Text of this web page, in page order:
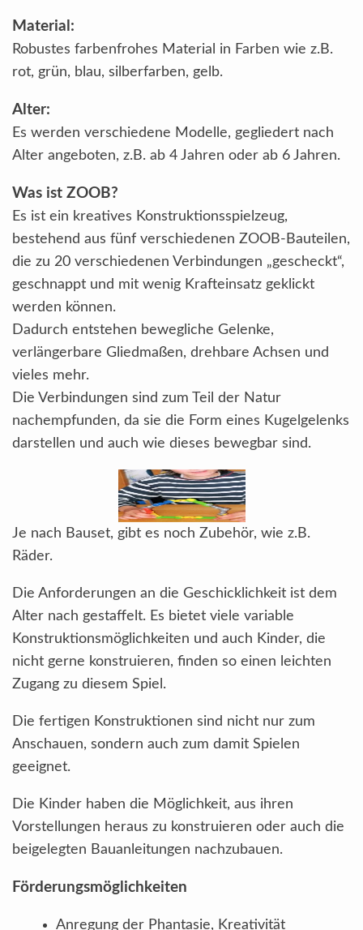
Material :
Robustes farbenfrohes Material in Farben wie z.B.
rot, grün, blau, silberfarben, gelb.
Alter:
Es werden verschiedene Modelle, gegliedert nach
Alter angeboten, z.B. ab 4 Jahren oder ab 6 Jahren.
Was ist ZOOB?
Es ist ein kreatives Konstruktionsspielzeug,
bestehend aus fünf verschiedenen ZOOB-Bauteilen,
die zu 20 verschiedenen Verbindungen „gescheckt“,
geschnappt und mit wenig Krafteinsatz geklickt
werden können.
Dadurch entstehen bewegliche Gelenke,
verlängerbare Gliedmaßen, drehbare Achsen und
vieles mehr.
Die Verbindungen sind zum Teil der Natur
nachempfunden, da sie die Form eines Kugelgelenks
darstellen und auch wie dieses bewegbar sind.
Je nach Bauset, gibt es noch Zubehör, wie z.B.
Räder.
Die Anforderungen an die Geschicklichkeit ist dem
Alter nach gestaffelt. Es bietet viele variable
Konstruktionsmöglichkeiten und auch Kinder, die
nicht gerne konstruieren, finden so einen leichten
Zugang zu diesem Spiel.
Die fertigen Konstruktionen sind nicht nur zum
Anschauen, sondern auch zum damit Spielen
geeignet.
Die Kinder haben die Möglichkeit, aus ihren
Vorstellungen heraus zu konstruieren oder auch die
beigelegten Bauanleitungen nachzubauen.
Förderungsmöglichkeiten
Anregung der Phantasie, Kreativität